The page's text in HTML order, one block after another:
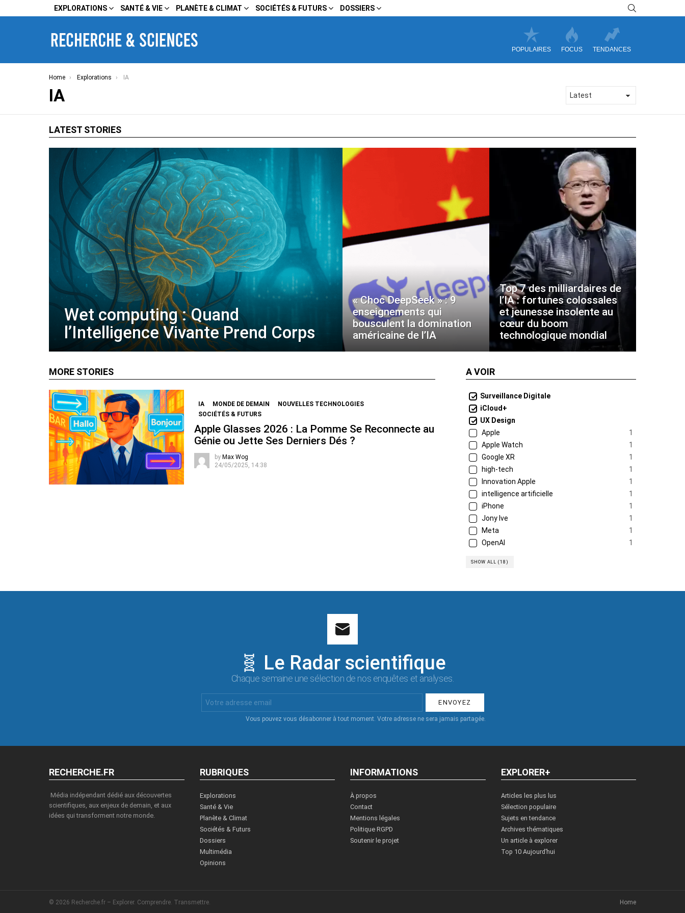
EXPLORATIONS SANTÉ & VIE PLANÈTE & CLIMAT SOCIÉTÉS & FUTURS DOSSIERS
POPULAIRES FOCUS TENDANCES
You are here:
Home Explorations IA
IA
LATEST STORIES
Wet computing : Quand
l’Intelligence Vivante Prend Corps
« Choc DeepSeek » : 9
enseignements qui
bousculent la domination
américaine de l’IA
Top 7 des milliardaires de
l’IA : fortunes colossales
et jeunesse insolente au
cœur du boom
technologique mondial
MORE STORIES
IA MONDE DE DEMAIN
NOUVELLES TECHNOLOGIES
SOCIÉTÉS & FUTURS
Apple Glasses 2026 : La Pomme Se Reconnecte au
Génie ou Jette Ses Derniers Dés ?
by Max Wog
24/05/2025, 14:38
A VOIR
Surveillance Digitale
iCloud+
UX Design
Apple
1
Apple Watch
1
Google XR
1
high-tech
1
Innovation Apple
1
intelligence artificielle
1
iPhone
1
Jony Ive
1
Meta
1
OpenAI
1
SHOW ALL (18)
🧬 Le Radar scientifique
Chaque semaine une sélection de nos enquêtes et analyses.
Email
:
Vous pouvez vous désabonner à tout moment. Votre adresse ne sera jamais partagée.
RECHERCHE.FR
Média indépendant dédié aux découvertes
scientifiques, aux enjeux de demain, et aux
idées qui transforment notre monde.
RUBRIQUES
Explorations
Santé & Vie
Planète & Climat
Sociétés & Futurs
Dossiers
Multimédia
Opinions
INFORMATIONS
À propos
Contact
Mentions légales
Politique RGPD
Soutenir le projet
EXPLORER+
Articles les plus lus
Sélection populaire
Sujets en tendance
Archives thématiques
Un article à explorer
Top 10 Aujourd’hui
© 2026 Recherche.fr – Explorer. Comprendre. Transmettre. Home